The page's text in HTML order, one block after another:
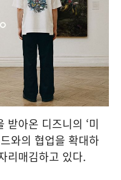
받아온 디즈니의 ‘미
와의 협업을 확대하
리매김하고 있다.